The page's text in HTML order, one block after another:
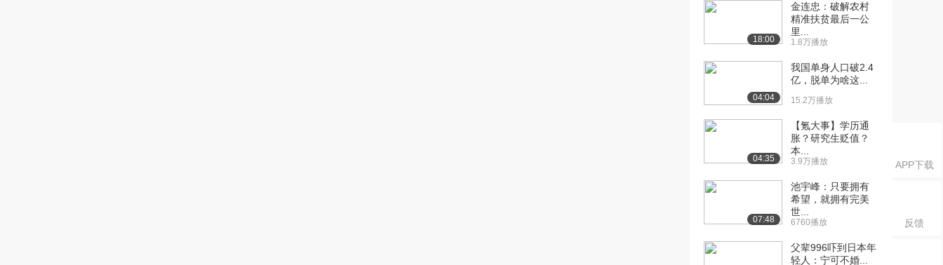
APP下载
反馈
础A）（下...
示 (提高篇...
[18] 2.1（上）函数及其表
示 (提高篇...
[19] 2.1（下）函数及其表
示(提高篇B...
1.1万播放
[20] 2.1（下）函数及其表
9708播放
18:00
金连忠：破解农村
精准扶贫最后一公
里...
1.8万播放
04:04
我国单身人口破2.4
亿，脱单为啥这...
15.2万播放
04:35
【氪大事】学历通
胀？研究生贬值？
本...
3.9万播放
07:48
池宇峰：只要拥有
希望，就拥有完美
世...
6760播放
父辈996吓到日本年
轻人：宁可不婚...